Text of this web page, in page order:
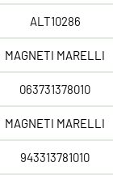
ALT10286
MAGNETI MARELLI
063731378010
MAGNETI MARELLI
943313781010